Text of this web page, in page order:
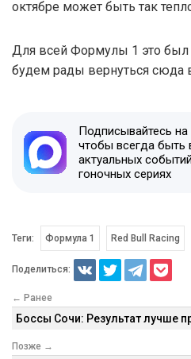
октябре может быть так
Для всей Формулы 1 это
будем рады вернуться сюда
Подписывайтесь
чтобы всегда быть
актуальных
гоночных сериях
Теги: Формула 1 Red Bull Racing
Поделиться:
← Ранее
Боссы Сочи: Результат лучше
Позже →